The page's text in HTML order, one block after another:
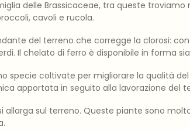
delle Brassicaceae, tra queste
cavoli e rucola.
del terreno che corregge la clorosi:
Il chelato di ferro è disponibile in forma
specie coltivate per migliorare la qualità
apportata in seguito alla lavorazione del
allarga sul terreno. Queste piante sono